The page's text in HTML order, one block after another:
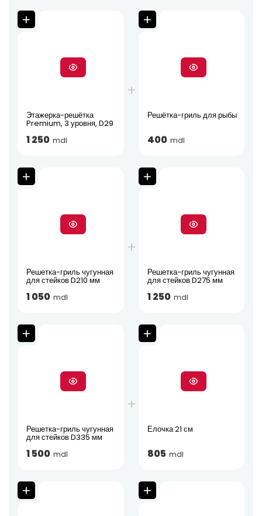
Этажерка-решётка
Premium, 3 уровня, D29
1 250 mdl
Решётка-гриль для рыбы
400 mdl
Решетка-гриль чугунная
для стейков D210 мм
1 050 mdl
Решетка-гриль чугунная
для стейков D275 мм
1 250 mdl
Решетка-гриль чугунная
для стейков D335 мм
1 500 mdl
Елочка 21 см
805 mdl